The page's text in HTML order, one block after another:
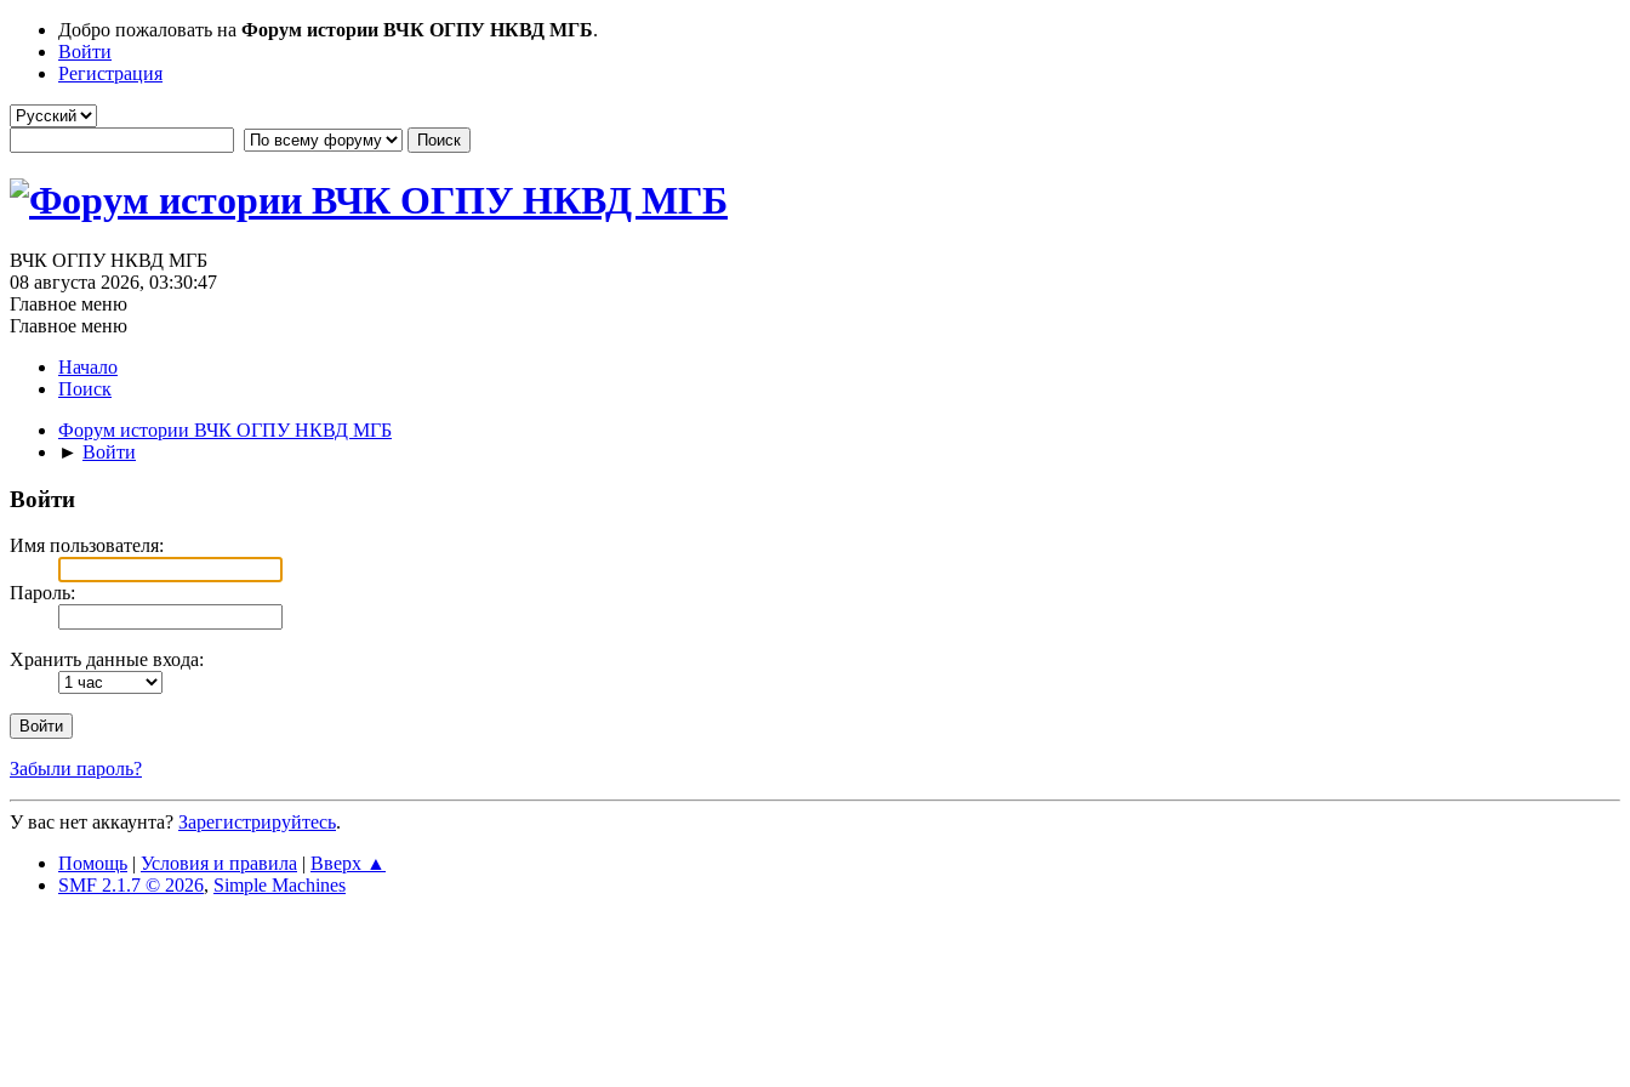
Добро пожаловать на Форум истории ВЧК ОГПУ НКВД МГБ.
Войти
Регистрация
ВЧК ОГПУ НКВД МГБ
08 августа 2026, 03:30:47
Главное меню
Главное меню
Начало
Поиск
Форум истории ВЧК ОГПУ НКВД МГБ
► Войти
Войти
Имя пользователя:
Пароль:
Хранить данные входа:
Забыли пароль?
У вас нет аккаунта? Зарегистрируйтесь.
Помощь | Условия и правила | Вверх ▲
SMF 2.1.7 © 2026, Simple Machines